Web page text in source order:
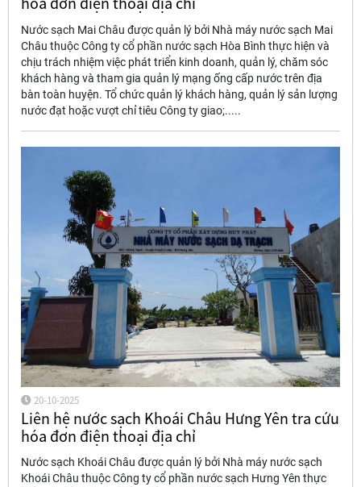
Nước sạch Mai Châu được quản lý bởi Nhà máy nước sạch Mai
Châu thuộc Công ty cổ phần nước sạch Hòa Bình thực hiện và
chịu trách nhiệm việc phát triển kinh doanh, quản lý, chăm sóc
khách hàng và tham gia quản lý mạng ống cấp nước trên địa
bàn toàn huyện. Tổ chức quản lý khách hàng, quản lý sản lượng
nước đạt hoặc vượt chỉ tiêu Công ty giao;.....
20-10-2025
Liên hệ nước sạch Khoái Châu Hưng Yên tra cứu
hóa đơn điện thoại địa chỉ
Nước sạch Khoái Châu được quản lý bởi Nhà máy nước sạch
Khoái Châu thuộc Công ty cổ phần nước sạch Hưng Yên thực